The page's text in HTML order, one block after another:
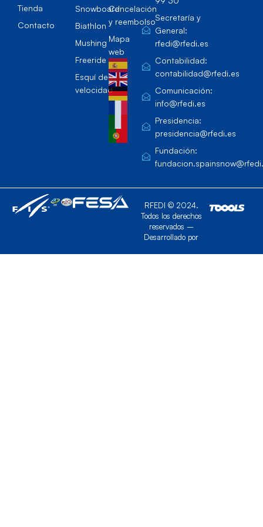
Tienda
Contacto
Snowboard
Biathlon
Mushing
Freeride
Esquí de
velocidad
Cancelación
y reembolso
Mapa
web
Secretaría y
General:
rfedi@rfedi.es
Contabilidad:
contabilidad@rfedi.es
Comunicación:
info@rfedi.es
Presidencia:
presidencia@rfedi.es
Fundación:
RFEDI © 2024.
Todos los derechos
reservados –
Desarrollado por